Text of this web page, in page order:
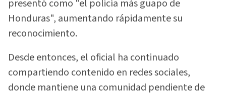
presentó como "el policía más guapo de
Honduras", aumentando rápidamente su
reconocimiento.
Desde entonces, el oficial ha continuado
compartiendo contenido en redes sociales,
donde mantiene una comunidad pendiente de